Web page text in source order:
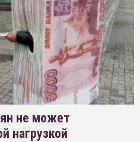
не может
нагрузкой